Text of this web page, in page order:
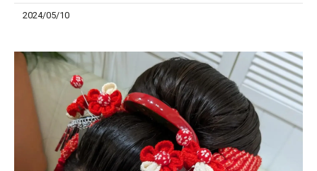
2024/05/10